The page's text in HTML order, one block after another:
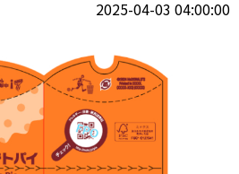
2025-04-03 04:00:00